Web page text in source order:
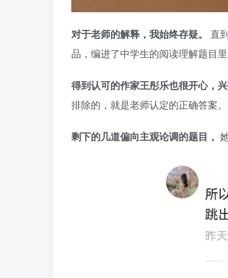
对于老师的解释，我始终存疑。 直
品，编进了中学生的阅读理解题目里
得到认可的作家王彤乐也很开心，
排除的，就是老师认定的正确答案。
剩下的几道偏向主观论调的题目，